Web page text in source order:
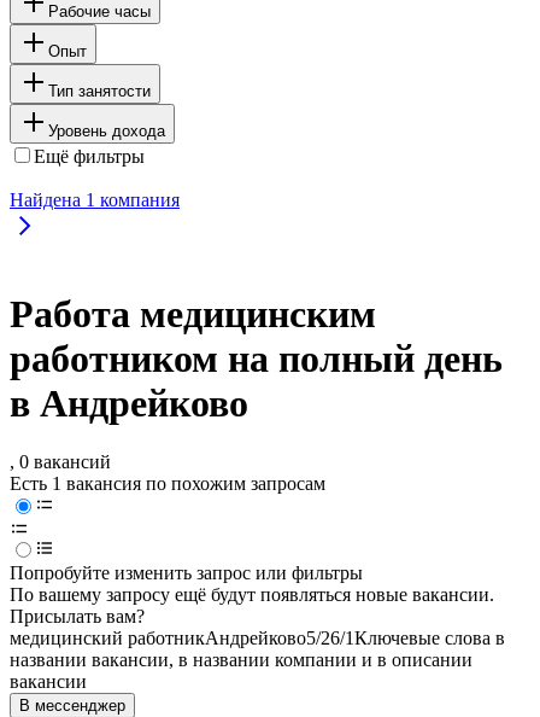
Рабочие часы
Опыт
Тип занятости
Уровень дохода
Ещё фильтры
Найдена 1 компания
Работа медицинским
работником на полный день
в Андрейково
, 0 вакансий
Есть 1 вакансия по похожим запросам
Попробуйте изменить запрос или фильтры
По вашему запросу ещё будут появляться новые вакансии.
Присылать вам?
медицинский работникАндрейково5/26/1Ключевые слова в
названии вакансии, в названии компании и в описании
вакансии
В мессенджер